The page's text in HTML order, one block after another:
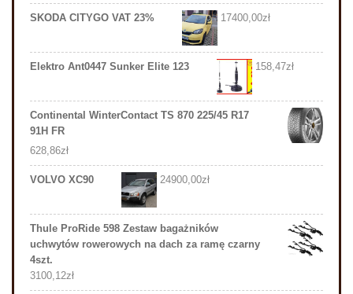
SKODA CITYGO VAT 23% 17400,00zł
Elektro Ant0447 Sunker Elite 123 158,47zł
Continental WinterContact TS 870 225/45 R17
91H FR
628,86zł
VOLVO XC90 24900,00zł
Thule ProRide 598 Zestaw bagażników
uchwytów rowerowych na dach za ramę czarny
4szt.
3100,12zł